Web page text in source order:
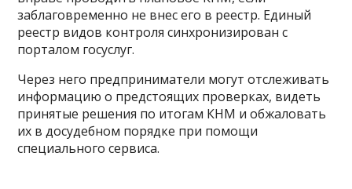
заблаговременно не внес его в реестр. Единый
реестр видов контроля синхронизирован с
порталом госуслуг.
Через него предприниматели могут отслеживать
информацию о предстоящих проверках, видеть
принятые решения по итогам КНМ и обжаловать
их в досудебном порядке при помощи
специального сервиса.